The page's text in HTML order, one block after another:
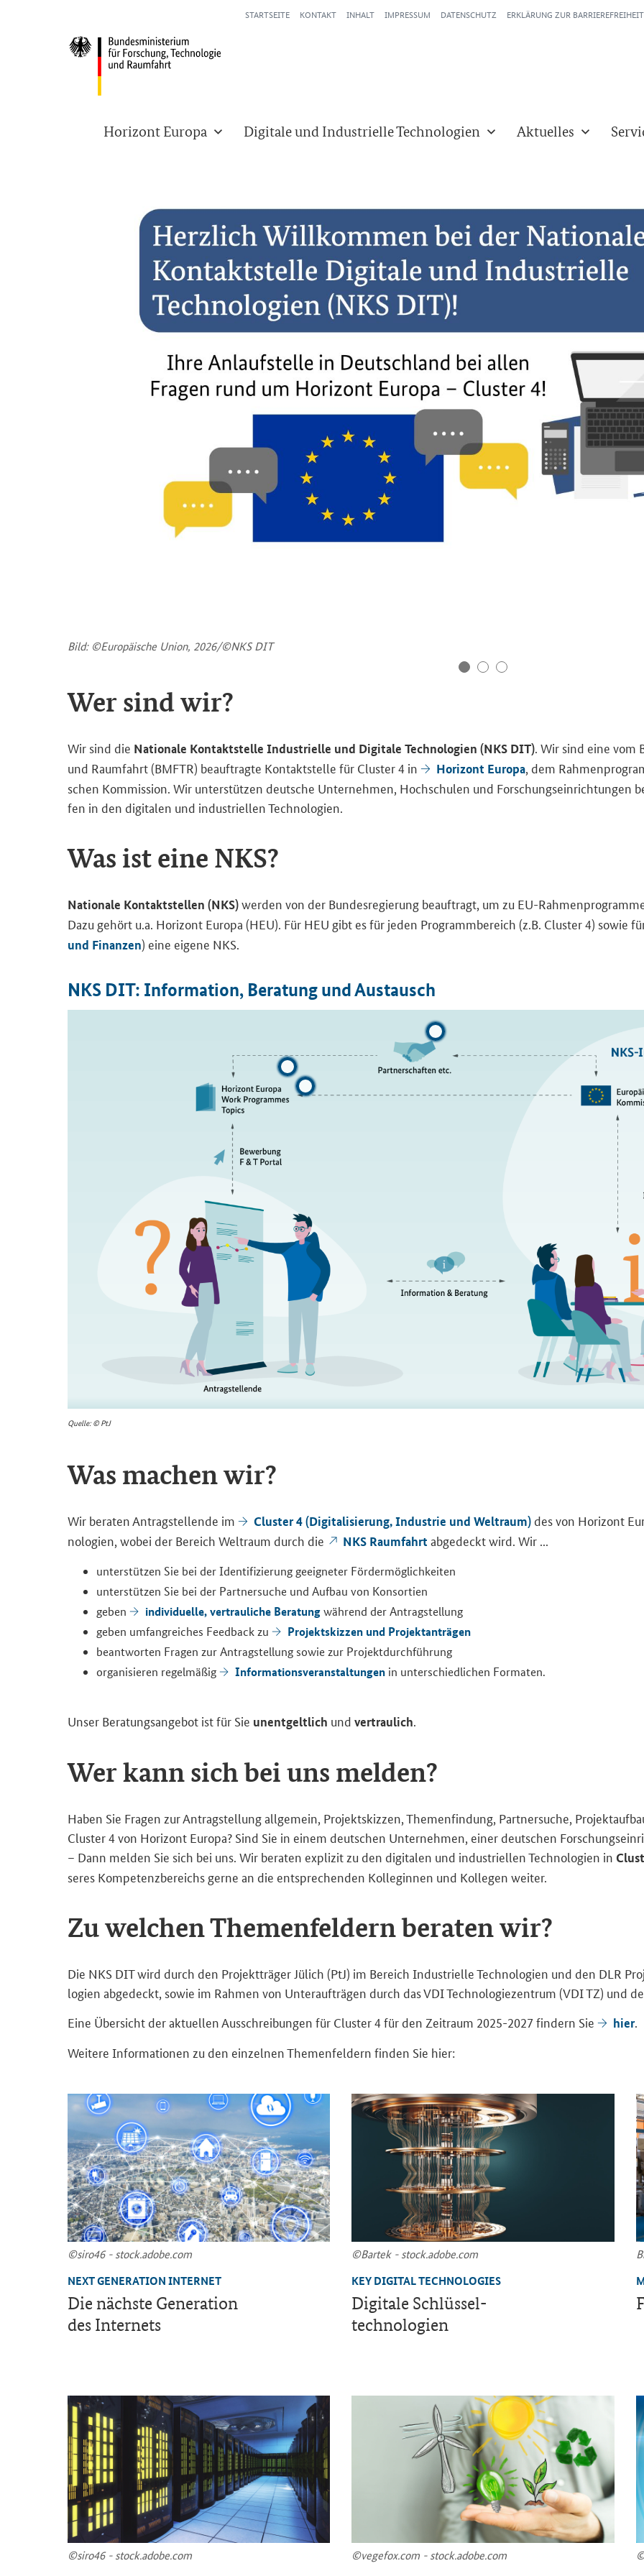
STARTSEITE KONTAKT INHALT IMPRESSUM DATENSCHUTZ ERKLÄRUNG ZUR BARRIEREFREIHEIT
Horizont Europa Digitale und Industrielle Technologien Aktuelles
Bild: ©Eu­ro­päi­sche Union, 2026/©NKS DIT
Wer sind wir?
Wir sind die Na­tio­na­le Kon­takt­stel­le In­dus­tri­el­le und Di­gi­ta­le Tech­no­lo­gien (NKS DIT) . Wir sind eine
und Raum­fahrt (BMFTR) be­auf­trag­te Kon­takt­stel­le für Clus­ter 4 in
Ho­ri­zont Eu­ro­pa , dem
schen Kom­mis­si­on. Wir un­ter­stüt­zen deut­sche Un­ter­neh­men, Hoch­schu­len und For­schungs­ein­rich­tun­gen
fen in den di­gi­ta­len und in­dus­tri­el­len Tech­no­lo­gien.
Was ist eine NKS?
Na­tio­na­le Kon­takt­stel­len (NKS)wer­den von der Bun­des­re­gie­rung be­auf­tragt, um zu EU-​
Dazu ge­hört u.a. Ho­ri­zont Eu­ro­pa (HEU). Für HEU gibt es für jeden Pro­gramm­be­reich (z.B. Clus­ter 4) sowie
und Fi­nan­zen) eine ei­ge­ne NKS.
NKS DIT: In­for­ma­ti­on, Be­ra­tung und Aus­tausch
Quel­le: © PtJ
Was ma­chen wir?
Wir be­ra­ten An­trag­stel­len­de im Clus­ter 4 (Di­gi­ta­li­sie­rung, In­dus­trie und Welt­raum) des von Ho­ri­zont
no­lo­gien, wobei der Be­reich Welt­raum durch die
NKS Raum­fahrt ab­ge­deckt wird. Wir ...
un­ter­stüt­zen Sie bei der Iden­ti­fi­zie­rung ge­eig­ne­ter För­der­mög­lich­kei­ten
un­ter­stüt­zen Sie bei der Part­ner­su­che und Auf­bau von Kon­sor­ti­en
geben
in­di­vi­du­el­le, ver­trau­li­che Be­ra­tungwäh­rend der An­trag­stel­lung
geben um­fang­rei­ches Feed­back zu
Pro­jekt­skiz­zen und Pro­jekt­an­trä­gen
be­ant­wor­ten Fra­gen zur An­trag­stel­lung sowie zur Pro­jekt­durch­füh­rung
or­ga­ni­sie­ren re­gel­mä­ßig
In­for­ma­ti­ons­ver­an­stal­tun­gen in un­ter­schied­li­chen For­ma­ten.
Unser Be­ra­tungs­an­ge­bot ist für Sie un­ent­gelt­lich und ver­trau­lich.
Wer kann sich bei uns mel­den?
Haben Sie Fra­gen zur An­trag­stel­lung all­ge­mein, Pro­jekt­skiz­zen, The­men­fin­dung, Part­ner­su­che,
Clus­ter 4 von Ho­ri­zont Eu­ro­pa? Sind Sie in einem deut­schen Un­ter­neh­men, einer deut­schen
– Dann mel­den Sie sich bei uns. Wir be­ra­ten ex­pli­zit zu den di­gi­ta­len und in­dus­tri­el­len Tech­no­lo­gien in
se­res Kom­pe­tenz­be­reichs gerne an die ent­spre­chen­den Kol­le­gin­nen und Kol­le­gen wei­ter.
Zu wel­chen The­men­fel­dern be­ra­ten wir?
Die NKS DIT wird durch den Pro­jekt­trä­ger Jü­lich (PtJ) im Be­reich In­dus­tri­el­le Tech­no­lo­gien und den DLR
lo­gien ab­ge­deckt, sowie im Rah­men von Un­ter­auf­trä­gen durch das VDI Tech­no­lo­gie­zen­trum (VDI TZ) und
Eine Über­sicht der ak­tu­el­len Aus­schrei­bun­gen für Clus­ter 4 für den Zeit­raum 2025-​2027 fin­dern Sie
hier.
Wei­te­re In­for­ma­tio­nen zu den ein­zel­nen The­men­fel­dern fin­den Sie hier:
©siro46 - stock.adobe.com
NEXT GENERATION INTERNET
Die nächs­te Ge­nera­ti­on
des In­ter­nets
©Bar­tek - stock.adobe.com
KEY DIGITAL TECHNOLOGIES
Di­gi­ta­le Schlüssel-​
tech­no­lo­gien
©siro46 - stock.adobe.com ©ve­ge­fox.com - stock.adobe.com